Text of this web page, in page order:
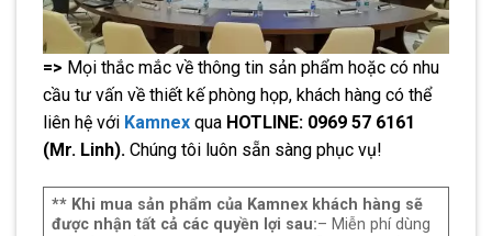
=> Mọi thắc mắc về thông tin sản phẩm hoặc có nhu
cầu tư vấn về thiết kế phòng họp, khách hàng có thể
liên hệ với Kamnex qua HOTLINE: 0969 57 6161
(Mr. Linh). Chúng tôi luôn sẵn sàng phục vụ!
** Khi mua sản phẩm của Kamnex khách hàng sẽ
được nhận tất cả các quyền lợi sau:– Miễn phí dùng